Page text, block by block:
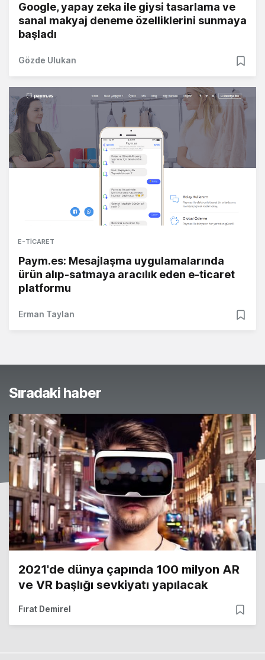
Google, yapay zeka ile giysi tasarlama ve
sanal makyaj deneme özelliklerini sunmaya
başladı
Gözde Ulukan
E-TICARET
Paym.es: Mesajlaşma uygulamalarında
ürün alıp-satmaya aracılık eden e-ticaret
platformu
Erman Taylan
Sıradaki haber
2021'de dünya çapında 100 milyon AR
ve VR başlığı sevkiyatı yapılacak
Fırat Demirel